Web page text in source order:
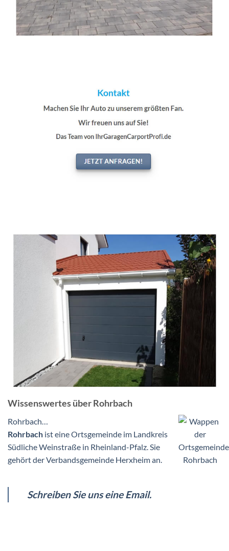
Wissenswertes über Rohrbach
Rohrbach…
Rohrbach ist eine Ortsgemeinde im Landkreis
Südliche Weinstraße in Rheinland-Pfalz. Sie
gehört der Verbandsgemeinde Herxheim an.
Schreiben Sie uns eine Email.